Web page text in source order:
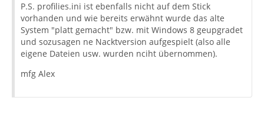
P.S. profilies.ini ist ebenfalls nicht auf dem Stick
vorhanden und wie bereits erwähnt wurde das alte
System "platt gemacht" bzw. mit Windows 8 geupgradet
und sozusagen ne Nacktversion aufgespielt (also alle
eigene Dateien usw. wurden nciht übernommen).
mfg Alex